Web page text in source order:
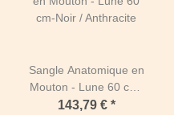
Sangle Anatomique en
Mouton - Lune 60 cm-
Noir / Anthracite
143,79 € *